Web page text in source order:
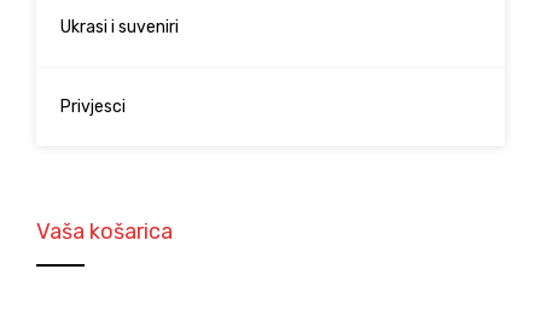
Ukrasi i suveniri
Privjesci
Vaša košarica